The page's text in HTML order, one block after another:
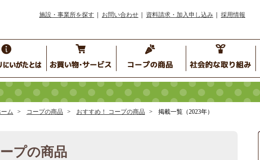
施設・事業所を探す お問い合わせ 資料請求・加入申し込み 採用情報
ム コープの商品 おすすめ！ コープの商品 掲載一覧（2023年）
プの商品